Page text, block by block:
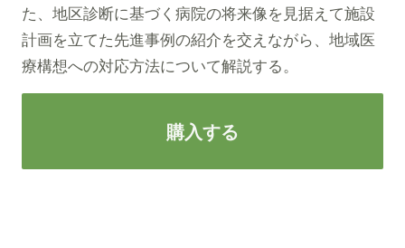
購入する
た、地区診断に基づく病院の将来像を見据えて施設
計画を立てた先進事例の紹介を交えながら、地域医
療構想への対応方法について解説する。